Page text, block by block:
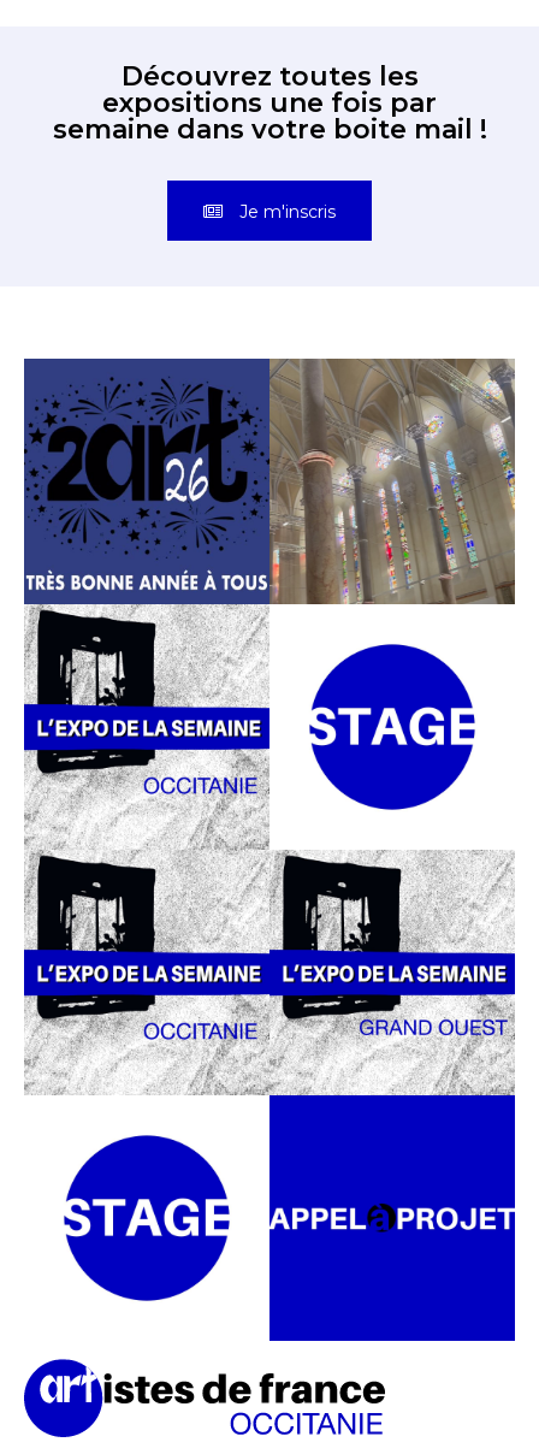
Découvrez toutes les
expositions une fois par
semaine dans votre boite mail !
Je m'inscris